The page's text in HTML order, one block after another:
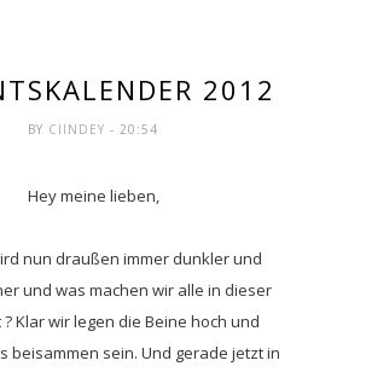
2012
BY CIINDEY- 20:54
Hey meine lieben,
nun draußen immer dunkler und
und was machen wir alle in dieser
? Klar wir legen die Beine hoch und
beisammen sein. Und gerade jetzt in